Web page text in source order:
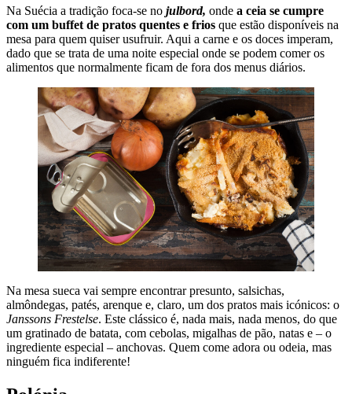
Na Suécia a tradição foca-se no julbord, onde a ceia se cumpre
com um buffet de pratos quentes e frios que estão disponíveis na
mesa para quem quiser usufruir. Aqui a carne e os doces imperam,
dado que se trata de uma noite especial onde se podem comer os
alimentos que normalmente ficam de fora dos menus diários.
Na mesa sueca vai sempre encontrar presunto, salsichas,
almôndegas, patés, arenque e, claro, um dos pratos mais icónicos: o
Janssons Frestelse. Este clássico é, nada mais, nada menos, do que
um gratinado de batata, com cebolas, migalhas de pão, natas e – o
ingrediente especial – anchovas. Quem come adora ou odeia, mas
ninguém fica indiferente!